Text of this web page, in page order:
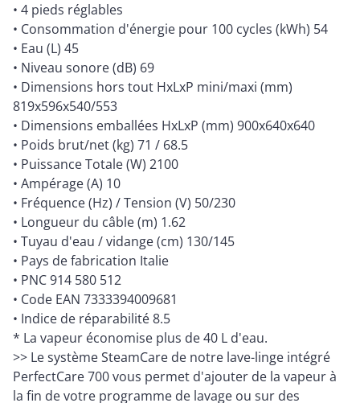
• 4 pieds réglables
• Consommation d'énergie pour 100 cycles (kWh) 54
• Eau (L) 45
• Niveau sonore (dB) 69
• Dimensions hors tout HxLxP mini/maxi (mm)
819x596x540/553
• Dimensions emballées HxLxP (mm) 900x640x640
• Poids brut/net (kg) 71 / 68.5
• Puissance Totale (W) 2100
• Ampérage (A) 10
• Fréquence (Hz) / Tension (V) 50/230
• Longueur du câble (m) 1.62
• Tuyau d'eau / vidange (cm) 130/145
• Pays de fabrication Italie
• PNC 914 580 512
• Code EAN 7333394009681
• Indice de réparabilité 8.5
* La vapeur économise plus de 40 L d'eau.
>> Le système SteamCare de notre lave-linge intégré
PerfectCare 700 vous permet d'ajouter de la vapeur à
la fin de votre programme de lavage ou sur des